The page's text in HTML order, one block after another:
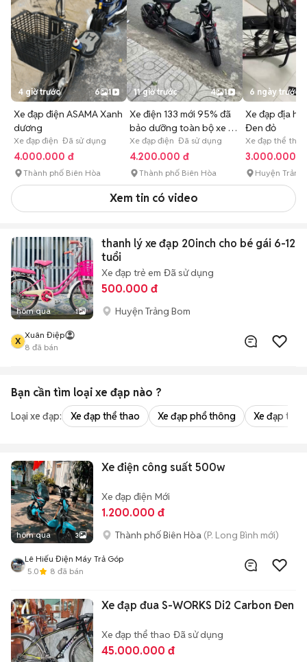
4 giờ trước 6 1
Xe đạp điện ASAMA Xanh
dương
Xe đạp điện Đã sử dụng
4.000.000 đ
Thành phố Biên Hòa
11 giờ trước 4 1
Xe điện 133 mới 95% đã
bảo dưỡng toàn bộ xe bh
dài
Xe đạp điện Đã sử dụng
4.200.000 đ
Thành phố Biên Hòa
6 ngày trước
Xe đạp địa
Đen đỏ
Xe đạp thể
Quốc Mới
3.000.000 đ
Huyện Trảng
Xem tin có video
hôm qua 1
thanh lý xe đạp 20inch cho bé gái 6-12
tuổi
Xe đạp trẻ em Đã sử dụng
500.000 đ
Huyện Trảng Bom
X
Xuân Điệp
8 đã bán
Bạn cần tìm loại xe đạp nào ?
Loại xe đạp: Xe đạp thể thao Xe đạp phổ thông Xe đạp trẻ
hôm qua 3
Xe điện công suất 500w
Xe đạp điện Mới
1.200.000 đ
Thành phố Biên Hòa (P. Long Bình mới)
Lê Hiếu Điện Máy Trả Góp
5.0
8 đã bán
Xe đạp đua S-WORKS Di2 Carbon Đen
Xe đạp thể thao Đã sử dụng
45.000.000 đ